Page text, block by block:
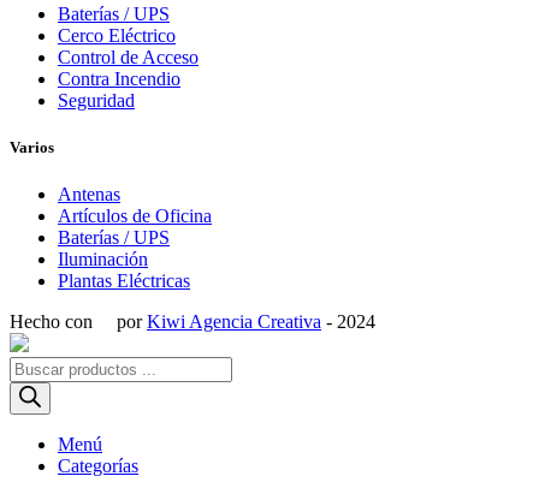
Baterías / UPS
Cerco Eléctrico
Control de Acceso
Contra Incendio
Seguridad
Varios
Antenas
Artículos de Oficina
Baterías / UPS
Iluminación
Plantas Eléctricas
Hecho con
porKiwi Agencia Creativa - 2024
Búsqueda
de
productos
Menú
Categorías